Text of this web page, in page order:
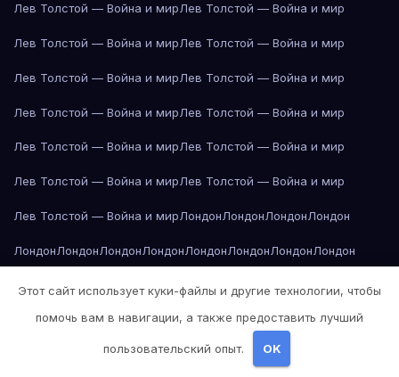
Лев Толстой — Война и мирЛев Толстой — Война и мир
Лев Толстой — Война и мирЛев Толстой — Война и мир
Лев Толстой — Война и мирЛев Толстой — Война и мир
Лев Толстой — Война и мирЛев Толстой — Война и мир
Лев Толстой — Война и мирЛев Толстой — Война и мир
Лев Толстой — Война и мирЛев Толстой — Война и мир
Лев Толстой — Война и мирЛондонЛондонЛондонЛондон
ЛондонЛондонЛондонЛондонЛондонЛондонЛондонЛондон
Лондон Лондон Лос-Анджелес Лос-Анджелес
Лос-АнджелесЛос-АнджелесЛос-АнджелесЛос-Анджелес
Лос-АнджелесЛос-АнджелесЛос-Анджелес
Этот сайт использует куки-файлы и другие технологии, чтобы
помочь вам в навигации, а также предоставить лучший
пользовательский опыт. OK